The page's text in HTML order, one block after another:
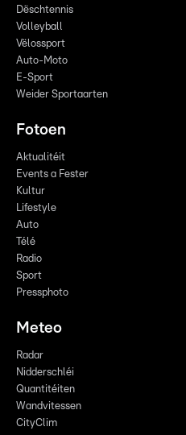
Dëschtennis
Volleyball
Vëlossport
Auto-Moto
E-Sport
Weider Sportaarten
Fotoen
Aktualitéit
Events a Fester
Kultur
Lifestyle
Auto
Télé
Radio
Sport
Pressphoto
Meteo
Radar
Nidderschléi
Quantitéiten
Wandvitessen
CityClim